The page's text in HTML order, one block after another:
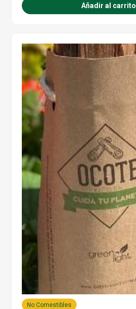
Añadir al carrito
No Comestibles